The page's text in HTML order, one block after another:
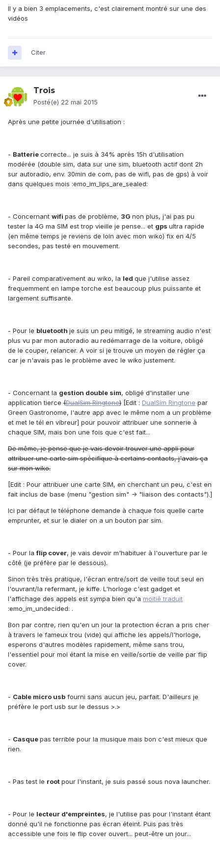
Il y a bien 3 emplacements, c'est clairement montré sur une des
vidéos
Citer
Trois
Posté(e) 22 mai 2015
Après une petite journée d'utilisation :
- Batteriecorrecte... je suis à 34% après 15h d'utilisation
modérée (double sim, data sur une sim, bluetooth actif dont 2h
sur autoradio, env. 30min de com, pas de wifi, pas de gps) à voir
dans quelques mois :emo_im_lips_are_sealed:
- Concernant wifi pas de problème, 3G non plus, j'ai pas pu
tester la 4G ma SIM est trop vieille je pense... et gps ultra rapide
(en même temps je reviens de loin avec mon wiko) fix en 4/5
secondes, pas testé en mouvement.
- Pareil comparativement au wiko, la led que j'utilise assez
frequemment en lampe torche est beaucoup plus puissante et
largement suffisante.
- Pour le bluetooth je suis un peu mitigé, le streaming audio n'est
plus vu par mon autoradio au redémarrage de la voiture, obligé
de le couper, relancer. A voir si je trouve un moyen de régler ça
car je n'avais pas le problème avec le wiko justement.
- Concernant la gestion double sim, obligé d'installer une
application tierce (DualSim Ringtone) [Edit : DualSim Ringtone par
Green Gastronome, l'autre app avec le même nom a un problème
et met le tél en vibreur] pour pouvoir attribuer une sonnerie à
chaque SIM, mais bon une fois que c'est fait...
De même, je pense que je vais devoir trouver une appli pour
attribuer une carte sim spécifique à certains contacts, j'avais ça
sur mon wiko.
[Edit : Pour attribuer une carte SIM, en cherchant un peu, c'est en
fait inclus de base (menu "gestion sim" -> "liaison des contacts").]
Ici par défaut le téléphone demande à chaque fois quelle carte
emprunter, et sur le dialer on a un bouton par sim.
- Pour laflip cover, je vais devoir m'habituer à l'ouverture par le
côté (je préfère par le dessous).
Sinon très très pratique, l'écran entre/sort de veille tout seul en
l'ouvrant/la refermant, je kiffe. L'horloge c'est gadget et
l'affichage des appels est sympa bien qu'a moitié traduit
:emo_im_undecided: .
Bon par contre, rien qu'en un jour la protection écran a pris cher
à travers le fameux trou (vide) qui affiche les appels/l'horloge,
esperons d'autres modèles rapidement, même sans trou,
l'essentiel pour moi étant la mise en veille/sortie de veille par flip
cover.
- Cable micro usb fourni sans aucun jeu, parfait. D'ailleurs je
préfère le port usb sur le dessus >.>
- Casquepas terrible pour la musique mais bon c'est mieux que
rien.
- Pas test le rootpour l'instant, je suis passé sous nova launcher.
- Pour le lecteur d'empreintes, je l'utilise pas pour l'instant étant
donné qu'il ne fonctionne pas écran éteint. Puis pas très
accessible une fois le flip cover ouvert... peut-être un jour...